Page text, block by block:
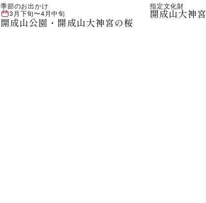
季節のお出かけ
3月下旬〜4月中旬
開成山公園・開成山大神宮の桜
指定文化財
開成山大神宮